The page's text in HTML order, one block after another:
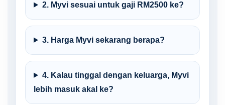
2. Myvi sesuai untuk gaji RM2500 ke?
3. Harga Myvi sekarang berapa?
4. Kalau tinggal dengan keluarga, Myvi
lebih masuk akal ke?